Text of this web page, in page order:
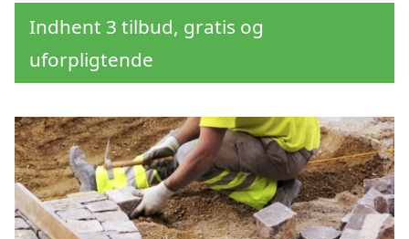
Indhent 3 tilbud, gratis og
uforpligtende